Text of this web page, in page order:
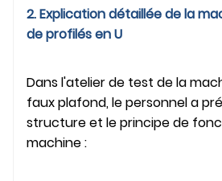
2. Explication détaillée de la
de profilés en U
Dans l'atelier de test de la
faux plafond, le personnel a
structure et le principe de
machine :